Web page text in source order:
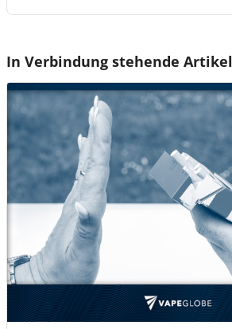
In Verbindung stehende Artikel